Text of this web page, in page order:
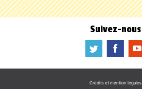
Suivez-nous
a b f
Crédits et mention légales